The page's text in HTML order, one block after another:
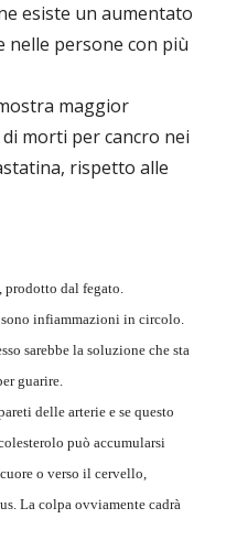
esiste un aumentato
nelle persone con più
maggior
morti per cancro nei
rispetto alle
prodotto dal fegato.
infiammazioni in circolo.
sarebbe la soluzione che sta
guarire.
delle arterie e se questo
può accumularsi
o verso il cervello,
La colpa ovviamente cadrà